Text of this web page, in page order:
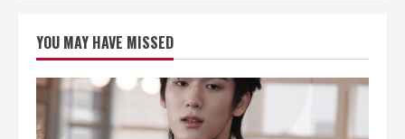
Season
6
คืน
จอ
เตรียม
กเรต
YOU MAY HAVE MISSED